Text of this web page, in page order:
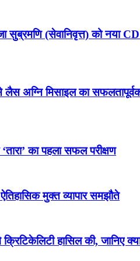
सुब्रमणि (सेवानिवृत्त) को नया
अग्नि मिसाइल का
का पहला सफल परीक्षण
मुक्त व्यापार समझौते
हासिल की, जानिए